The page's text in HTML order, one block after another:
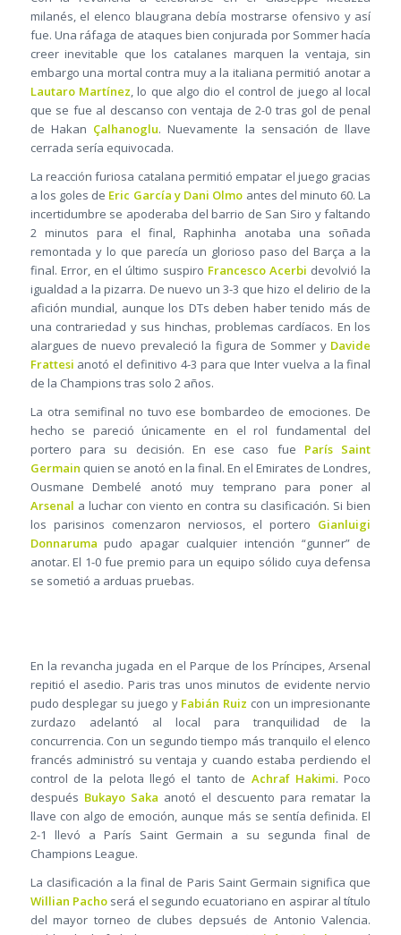
milanés, el elenco blaugrana debía mostrarse ofensivo y así
fue. Una ráfaga de ataques bien conjurada por Sommer hacía
creer inevitable que los catalanes marquen la ventaja, sin
embargo una mortal contra muy a la italiana permitió anotar a
Lautaro Martínez, lo que algo dio el control de juego al local
que se fue al descanso con ventaja de 2-0 tras gol de penal
de Hakan Çalhanoglu. Nuevamente la sensación de llave
cerrada sería equivocada.
La reacción furiosa catalana permitió empatar el juego gracias
a los goles de Eric García y Dani Olmo antes del minuto 60. La
incertidumbre se apoderaba del barrio de San Siro y faltando
2 minutos para el final, Raphinha anotaba una soñada
remontada y lo que parecía un glorioso paso del Barça a la
final. Error, en el último suspiro Francesco Acerbi devolvió la
igualdad a la pizarra. De nuevo un 3-3 que hizo el delirio de la
afición mundial, aunque los DTs deben haber tenido más de
una contrariedad y sus hinchas, problemas cardíacos. En los
alargues de nuevo prevaleció la figura de Sommer y Davide
Frattesi anotó el definitivo 4-3 para que Inter vuelva a la final
de la Champions tras solo 2 años.
La otra semifinal no tuvo ese bombardeo de emociones. De
hecho se pareció únicamente en el rol fundamental del
portero para su decisión. En ese caso fue París Saint
Germain quien se anotó en la final. En el Emirates de Londres,
Ousmane Dembelé anotó muy temprano para poner al
Arsenal a luchar con viento en contra su clasificación. Si bien
los parisinos comenzaron nerviosos, el portero Gianluigi
Donnaruma pudo apagar cualquier intención “gunner” de
anotar. El 1-0 fue premio para un equipo sólido cuya defensa
se sometió a arduas pruebas.
En la revancha jugada en el Parque de los Príncipes, Arsenal
repitió el asedio. Paris tras unos minutos de evidente nervio
pudo desplegar su juego y Fabián Ruiz con un impresionante
zurdazo adelantó al local para tranquilidad de la
concurrencia. Con un segundo tiempo más tranquilo el elenco
francés administró su ventaja y cuando estaba perdiendo el
control de la pelota llegó el tanto de Achraf Hakimi. Poco
después Bukayo Saka anotó el descuento para rematar la
llave con algo de emoción, aunque más se sentía definida. El
2-1 llevó a París Saint Germain a su segunda final de
Champions League.
La clasificación a la final de Paris Saint Germain significa que
Willian Pachoserá el segundo ecuatoriano en aspirar al título
del mayor torneo de clubes depsués de Antonio Valencia.